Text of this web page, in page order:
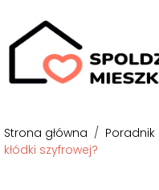
Strona główna / Poradnik
kłódki szyfrowej?